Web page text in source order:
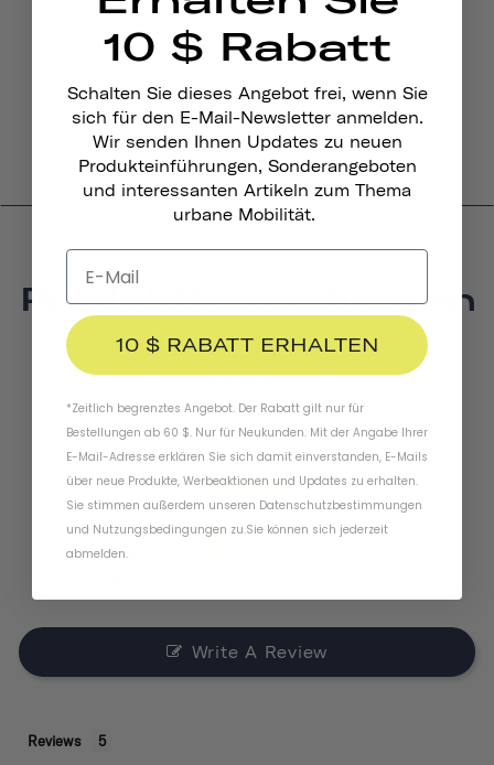
165 kr
Produktbewertungen
4.0
BASED ON 5 REVIEWS
3
0
1
Write A Review
Reviews
10 $ Rabatt
Schalten Sie dieses Angebot frei, wenn Sie
sich für den E-Mail-Newsletter anmelden.
Wir senden Ihnen Updates zu neuen
Produkteinführungen, Sonderangeboten
und interessanten Artikeln zum Thema
urbane Mobilität.
10 $ RABATT ERHALTEN
*Zeitlich begrenztes Angebot. Der Rabatt gilt nur für
Bestellungen ab 60 $. Nur für Neukunden. Mit der Angabe Ihrer
E-Mail-Adresse erklären Sie sich damit einverstanden, E-Mails
über neue Produkte, Werbeaktionen und Updates zu erhalten.
Sie stimmen außerdem unseren Datenschutzbestimmungen
und Nutzungsbedingungen zu.Sie können sich jederzeit
abmelden.